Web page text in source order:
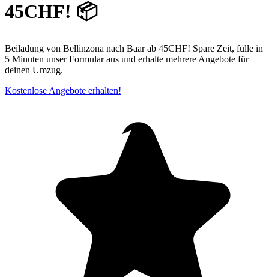
45CHF! 📦
Beiladung von Bellinzona nach Baar ab 45CHF! Spare Zeit, fülle in
5 Minuten unser Formular aus und erhalte mehrere Angebote für
deinen Umzug.
Kostenlose Angebote erhalten!